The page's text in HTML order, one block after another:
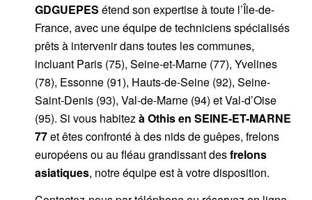
GDGUEPES étend son expertise à toute l’Île-de-
France, avec une équipe de techniciens spécialisés
prêts à intervenir dans toutes les communes,
incluant Paris (75), Seine-et-Marne (77), Yvelines
(78), Essonne (91), Hauts-de-Seine (92), Seine-
Saint-Denis (93), Val-de-Marne (94) et Val-d’Oise
(95). Si vous habitez à Othisen SEINE-ET-MARNE
77et êtes confronté à des nids de guêpes, frelons
européens ou au fléau grandissant desfrelons
asiatiques, notre équipe est à votre disposition.